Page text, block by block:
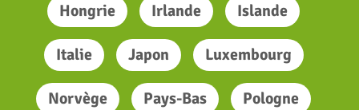
Hongrie Irlande Islande
Italie Japon Luxembourg
Norvège Pays-Bas Pologne